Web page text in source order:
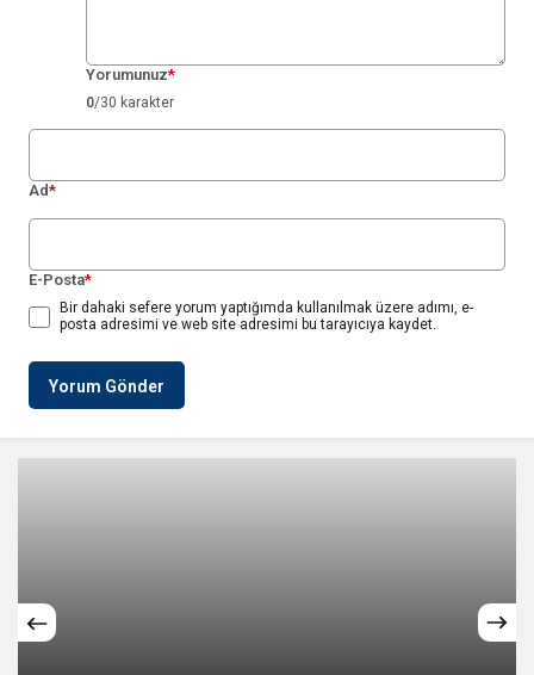
Yorumunuz*
0/30 karakter
Ad*
E-Posta*
Bir dahaki sefere yorum yaptığımda kullanılmak üzere adımı, e-
posta adresimi ve web site adresimi bu tarayıcıya kaydet.
Yorum Gönder